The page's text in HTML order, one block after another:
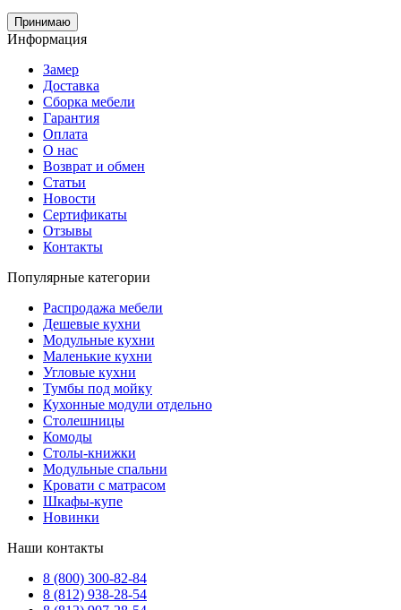
Принимаю
Информация
Замер
Доставка
Сборка мебели
Гарантия
Оплата
О нас
Возврат и обмен
Статьи
Новости
Сертификаты
Отзывы
Контакты
Популярные категории
Распродажа мебели
Дешевые кухни
Модульные кухни
Маленькие кухни
Угловые кухни
Тумбы под мойку
Кухонные модули отдельно
Столешницы
Комоды
Столы-книжки
Модульные спальни
Кровати с матрасом
Шкафы-купе
Новинки
Наши контакты
8 (800) 300-82-84
8 (812) 938-28-54